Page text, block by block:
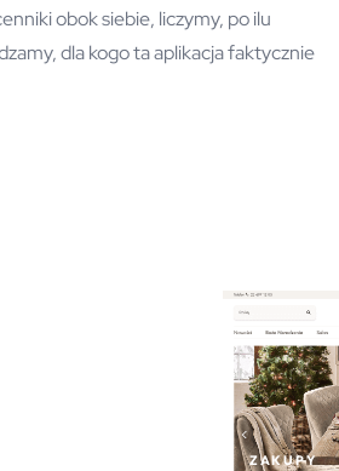
obok siebie, liczymy, po ilu
dla kogo ta aplikacja faktycznie
ZAKUPY